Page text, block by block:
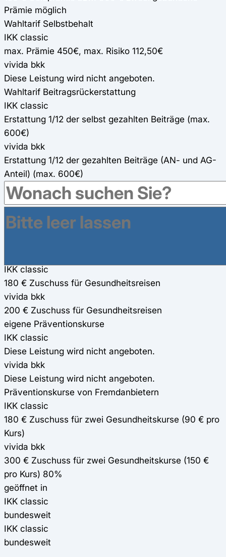
Prämie möglich
Wahltarif Selbstbehalt
IKK classic
max. Prämie 450€, max. Risiko 112,50€
vivida bkk
Diese Leistung wird nicht angeboten.
Wahltarif Beitragsrückerstattung
IKK classic
Erstattung 1/12 der selbst gezahlten Beiträge (max.
600€)
vivida bkk
Erstattung 1/12 der gezahlten Beiträge (AN- und AG-
Anteil) (max. 600€)
Online-Fitness-Kurse
IKK classic
Online-Fitness-Kurse 2 x 90 Euro
vivida bkk
IKK classic
180 € Zuschuss für Gesundheitsreisen
vivida bkk
200 € Zuschuss für Gesundheitsreisen
eigene Präventionskurse
IKK classic
Diese Leistung wird nicht angeboten.
vivida bkk
Diese Leistung wird nicht angeboten.
Präventionskurse von Fremdanbietern
IKK classic
180 € Zuschuss für zwei Gesundheitskurse (90 € pro
Kurs)
vivida bkk
300 € Zuschuss für zwei Gesundheitskurse (150 €
pro Kurs) 80%
geöffnet in
IKK classic
bundesweit
IKK classic
bundesweit